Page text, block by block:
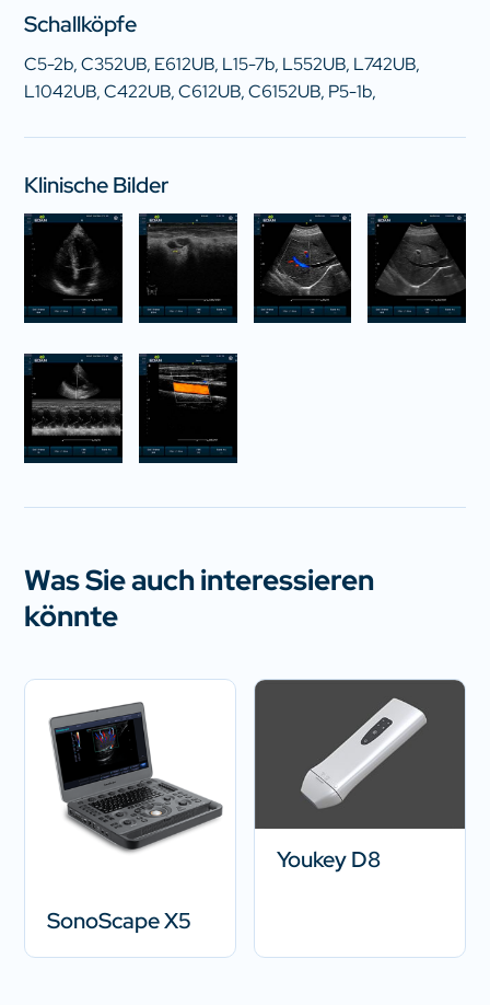
Schallköpfe
C5-2b, C352UB, E612UB, L15-7b, L552UB, L742UB,
L1042UB, C422UB, C612UB, C6152UB, P5-1b,
Klinische Bilder
Was Sie auch interessieren
könnte
SonoScape X5
Youkey D8